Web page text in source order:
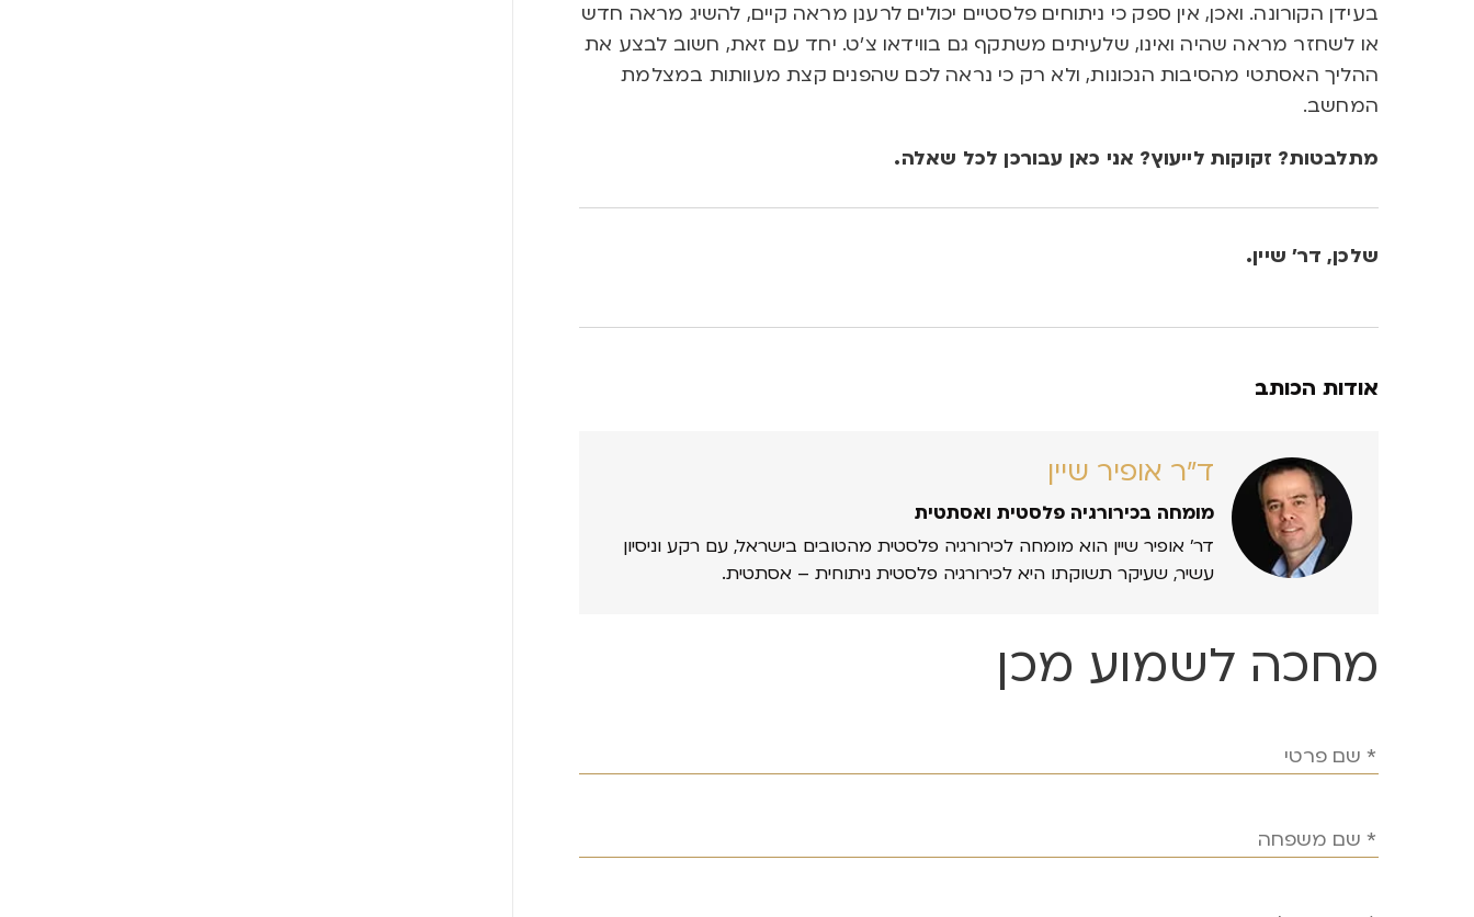
בעידן הקורונה. ואכן, אין ספק כי ניתוחים פלסטיים יכולים לרענן מראה קיים, להשיג מראה חדש
או לשחזר מראה שהיה ואינו, שלעיתים משתקף גם בווידאו צ’ט. יחד עם זאת, חשוב לבצע את
ההליך האסתטי מהסיבות הנכונות, ולא רק כי נראה לכם שהפנים קצת מעוותות במצלמת
המחשב.
מתלבטות? זקוקות לייעוץ? אני כאן עבורכן לכל שאלה.
שלכן, דר’ שיין.
אודות הכותב
ד״ר אופיר שיין
מומחה בכירורגיה פלסטית ואסתטית
דר’ אופיר שיין הוא מומחה לכירורגיה פלסטית מהטובים בישראל, עם רקע וניסיון
עשיר, שעיקר תשוקתו היא לכירורגיה פלסטית ניתוחית – אסתטית.
מחכה לשמוע מכן